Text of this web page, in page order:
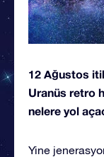
12 Ağustos
Uranüs retro
nelere yol
Yine